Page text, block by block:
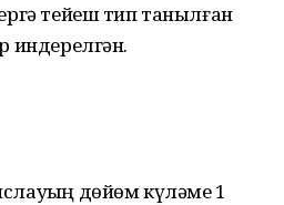
тейеш тип танылған
индерелгән.
дөйөм күләме 1